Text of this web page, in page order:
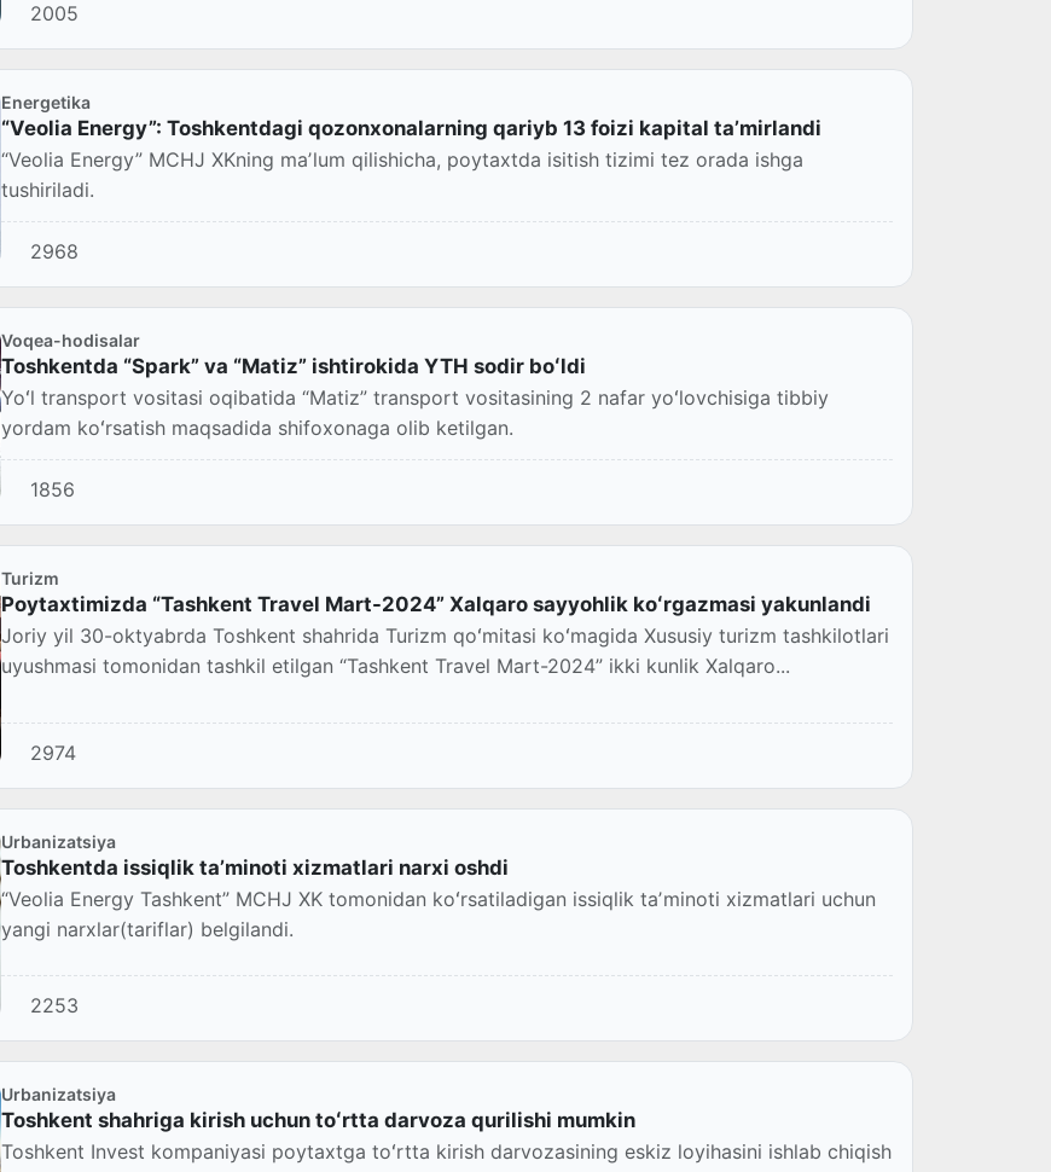
2005
Energetika
“Veolia Energy”: Toshkentdagi qozonxonalarning qariyb 13 foizi kapital taʼmirlandi
“Veolia Energy” MCHJ XKning maʼlum qilishicha, poytaxtda isitish tizimi tez orada ishga
tushiriladi.
2968
Voqea-hodisalar
Toshkentda “Spark” va “Matiz” ishtirokida YTH sodir boʻldi
Yoʻl transport vositasi oqibatida “Matiz” transport vositasining 2 nafar yoʻlovchisiga tibbiy
yordam koʻrsatish maqsadida shifoxonaga olib ketilgan.
1856
Turizm
Poytaxtimizda “Tashkent Travel Mart-2024” Xalqaro sayyohlik koʻrgazmasi yakunlandi
Joriy yil 30-oktyabrda Toshkent shahrida Turizm qoʻmitasi koʻmagida Xususiy turizm tashkilotlari
uyushmasi tomonidan tashkil etilgan “Tashkent Travel Mart-2024” ikki kunlik Xalqaro...
2974
Urbanizatsiya
Toshkentda issiqlik taʼminoti xizmatlari narxi oshdi
“Veolia Energy Tashkent” MCHJ XK tomonidan koʻrsatiladigan issiqlik taʼminoti xizmatlari uchun
yangi narxlar(tariflar) belgilandi.
2253
Urbanizatsiya
Toshkent shahriga kirish uchun toʻrtta darvoza qurilishi mumkin
Toshkent Invest kompaniyasi poytaxtga toʻrtta kirish darvozasining eskiz loyihasini ishlab chiqish